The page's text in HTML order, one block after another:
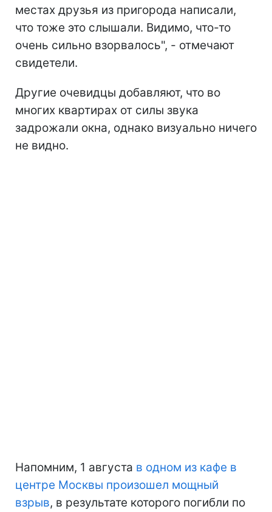
местах друзья из пригорода написали,
что тоже это слышали. Видимо, что-то
очень сильно взорвалось", - отмечают
свидетели.
Другие очевидцы добавляют, что во
многих квартирах от силы звука
задрожали окна, однако визуально ничего
не видно.
Напомним, 1 августа в одном из кафе в
центре Москвы произошел мощный
взрыв, в результате которого погибли по